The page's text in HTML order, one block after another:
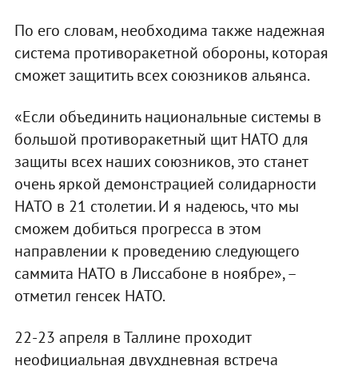
По его словам, необходима также надежная
система противоракетной обороны, которая
сможет защитить всех союзников альянса.
«Если объединить национальные системы в
большой противоракетный щит НАТО для
защиты всех наших союзников, это станет
очень яркой демонстрацией солидарности
НАТО в 21 столетии. И я надеюсь, что мы
сможем добиться прогресса в этом
направлении к проведению следующего
саммита НАТО в Лиссабоне в ноябре», –
отметил генсек НАТО.
22-23 апреля в Таллине проходит
неофициальная двухдневная встреча